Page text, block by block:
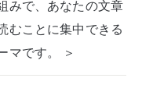
みで、あなたの文章
むことに集中できる
マです。 ＞